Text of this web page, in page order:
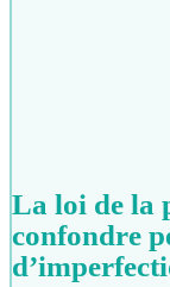
La loi de la
confondre